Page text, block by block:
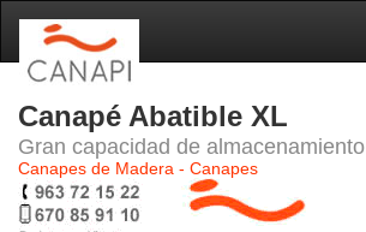
Canapé Abatible XL
Gran capacidad de almacenamiento
Canapes de Madera - Canapes